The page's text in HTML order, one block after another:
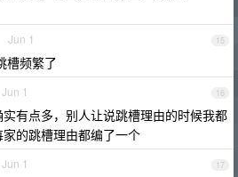
15
Jun 1
槽频繁了
16
Jun 1
实有点多，别人让说跳槽理由的时候我都
的跳槽理由都编了一个
17
Jun 1